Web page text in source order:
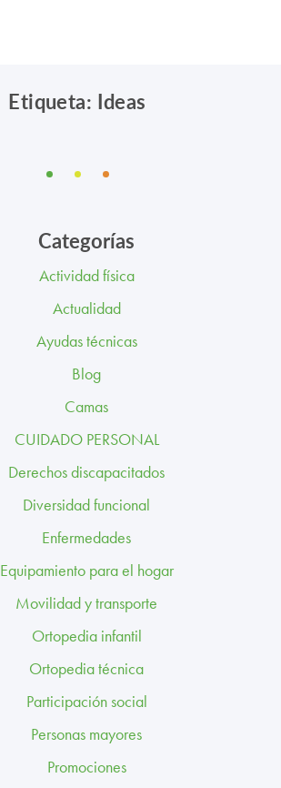
TIENDA ONLINE
CENTROS
PROFESIONALES
BLOG
CONTACTO
CANAL ÉTICO
Etiqueta: Ideas
Categorías
Actividad física
Actualidad
Ayudas técnicas
Blog
Camas
CUIDADO PERSONAL
Derechos discapacitados
Diversidad funcional
Enfermedades
Equipamiento para el hogar
Movilidad y transporte
Ortopedia infantil
Ortopedia técnica
Participación social
Personas mayores
Promociones